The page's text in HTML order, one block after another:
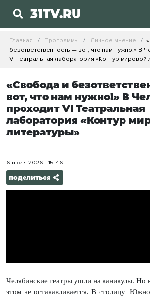
31TV.RU
Главная Программы Личное мнение
безответственность — вот, что нам нужно!» В
VI Театральная лаборатория «Контур мировой
«Свобода и
вот, что нам нужно!» В
проходит VI Театральная
лаборатория «Контур
литературы»
6 июля 2026 - 15:46
поделиться
Челябинские театры ушли на каникулы. Но
этом не останавливается. В столицу